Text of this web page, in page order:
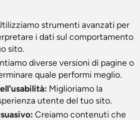
strumenti avanzati per
i dati sul comportamento
sito.
diverse versioni di pagine o
quale performi meglio.
Miglioriamo la
utente del tuo sito.
Creiamo contenuti che